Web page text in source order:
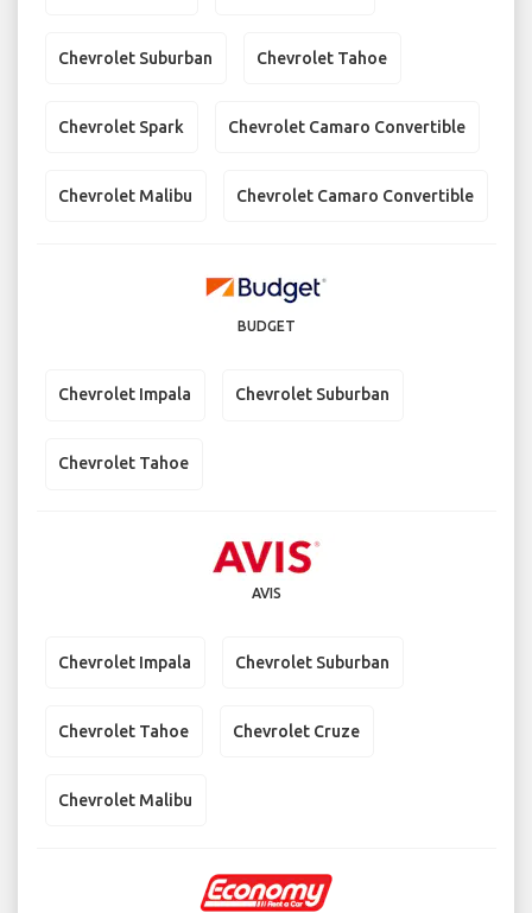
Chevrolet Suburban Chevrolet Tahoe
Chevrolet Spark Chevrolet Camaro Convertible
Chevrolet Malibu Chevrolet Camaro Convertible
BUDGET
Chevrolet Impala Chevrolet Suburban
Chevrolet Tahoe
AVIS
Chevrolet Impala Chevrolet Suburban
Chevrolet Tahoe Chevrolet Cruze
Chevrolet Malibu